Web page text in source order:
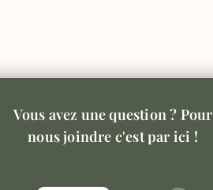
Vous avez une question ? Pour
nous joindre c'est par ici !